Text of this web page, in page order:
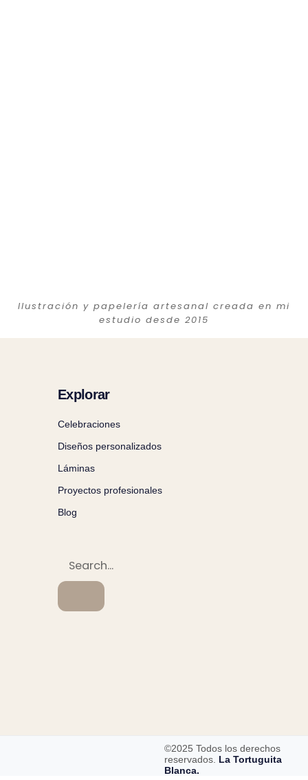
Ilustración y papelería artesanal creada en mi
estudio desde 2015
Explorar
Celebraciones
Diseños personalizados
Láminas
Proyectos profesionales
Blog
©2025 Todos los derechos
reservados. La Tortuguita
Blanca.